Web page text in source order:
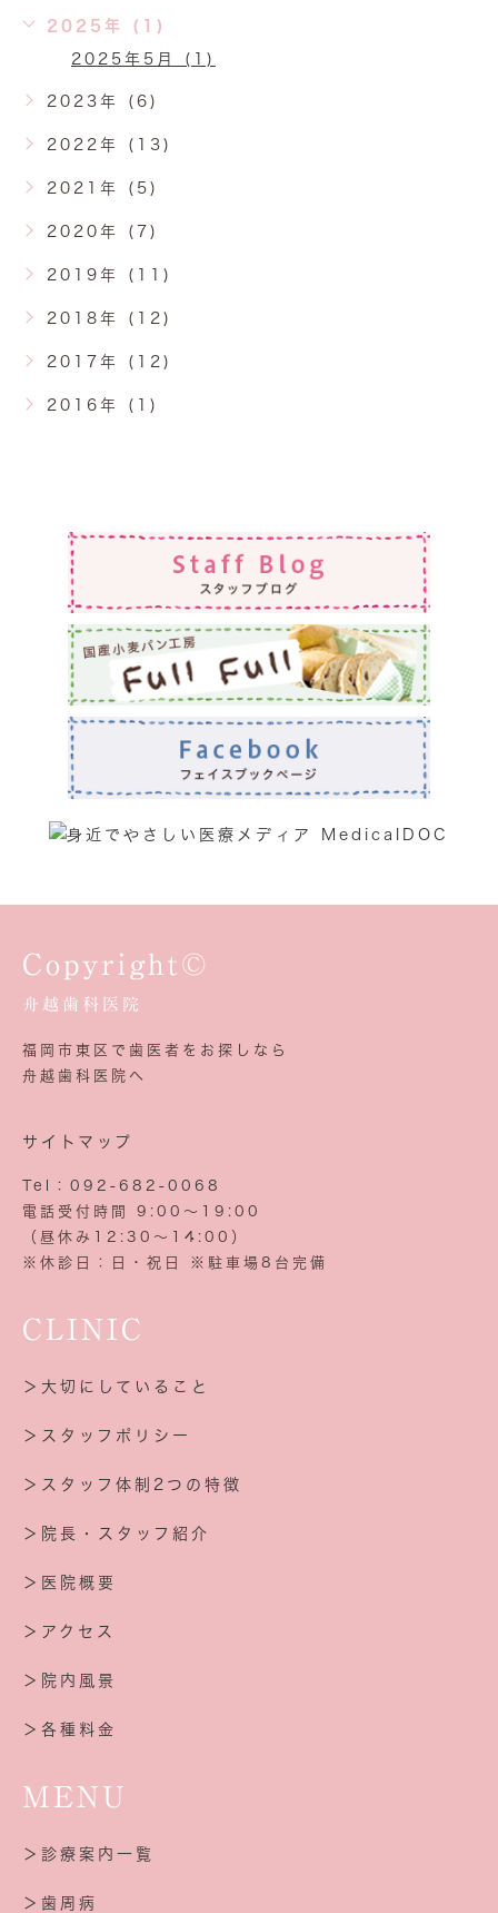
2025年 (1)
2025年5月 (1)
2023年 (6)
2022年 (13)
2021年 (5)
2020年 (7)
2019年 (11)
2018年 (12)
2017年 (12)
2016年 (1)
Copyright©
舟越歯科医院
福岡市東区で歯医者をお探しなら
舟越歯科医院へ
サイトマップ
Tel：092-682-0068
電話受付時間 9:00～19:00
（昼休み12:30～14:00）
※休診日：日・祝日 ※駐車場8台完備
CLINIC
＞大切にしていること
＞スタッフポリシー
＞スタッフ体制2つの特徴
＞院長・スタッフ紹介
＞医院概要
＞アクセス
＞院内風景
＞各種料金
MENU
＞診療案内一覧
＞歯周病